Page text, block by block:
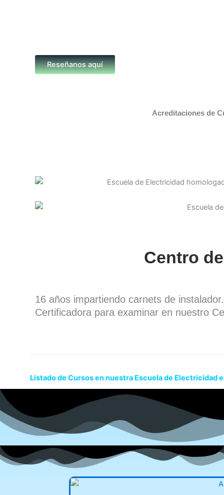
Reseñanos aquí
Acreditaciones de
Centro
16 años impartiendo carnets de
Certificadora para examinar en nuestro
Listado de Cursos en nuestra Escuela de Electricidad